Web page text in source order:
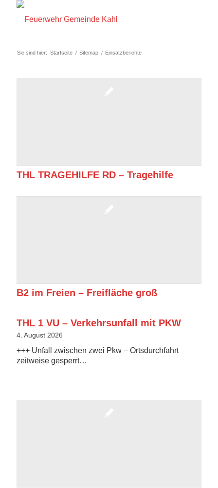
Sie sind hier: Startseite / Sitemap / Einsatzberichte
THL TRAGEHILFE RD – Tragehilfe
B2 im Freien – Freifläche groß
THL 1 VU – Verkehrsunfall mit PKW
4. August 2026
+++ Unfall zwischen zwei Pkw – Ortsdurchfahrt
zeitweise gesperrt…